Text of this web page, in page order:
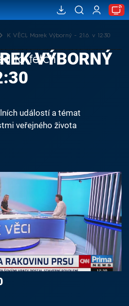
K VĚCI, Marek Výborný - 21.6. v 12:30
to fetchVÝBORNÝ
událostí a témat
veřejného života